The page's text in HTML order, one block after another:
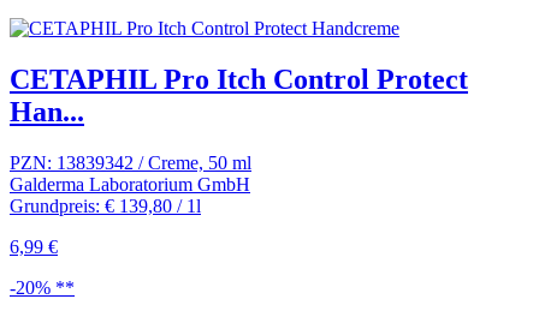
CETAPHIL Pro Itch Control Protect
Han...
PZN: 13839342 / Creme, 50 ml
Galderma Laboratorium GmbH
Grundpreis: € 139,80 / 1l
6,99 €
-20% **